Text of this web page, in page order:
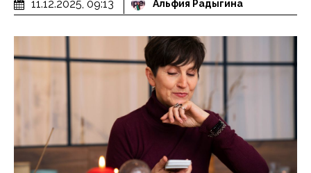
11.12.2025, 09:13 Альфия Радыгина